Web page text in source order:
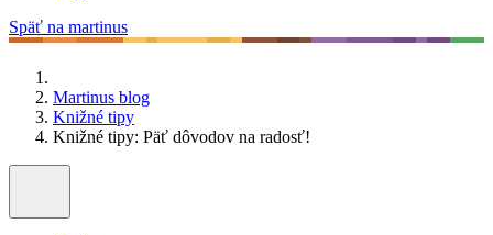
Späť na martinus
Martinus blog
Knižné tipy
Knižné tipy: Päť dôvodov na radosť!